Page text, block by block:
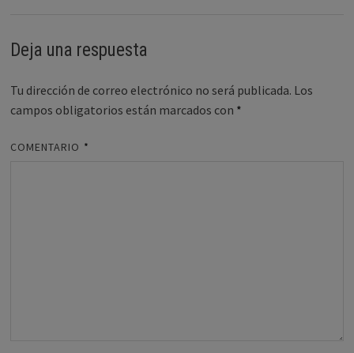
Deja una respuesta
Tu dirección de correo electrónico no será publicada. Los
campos obligatorios están marcados con *
COMENTARIO *